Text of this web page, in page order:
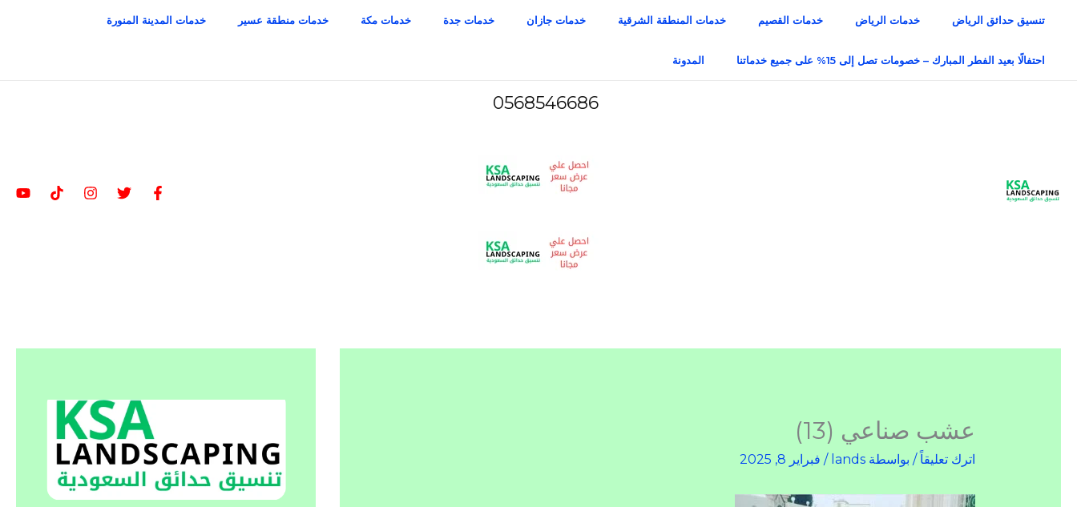
المحتوى
تنسيق حدائق الرياض خدمات الرياض خدمات القصيم خدمات المنطقة الشرقية خدمات جازان خدمات جدة خدمات مكة خدمات منطقة عسير خدمات المدينة المنورة
احتفالًا بعيد الفطر المبارك – خصومات تصل إلى 15% على جميع خدماتنا المدونة
0568546686
عشب صناعي (13)
اترك تعليقاً / بواسطة lands
/ فبراير 8, 2025